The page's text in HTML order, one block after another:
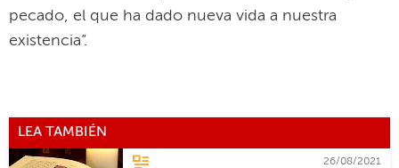
pecado, el que ha dado nueva vida a nuestra
existencia”.
LEA TAMBIÉN
26/08/2021